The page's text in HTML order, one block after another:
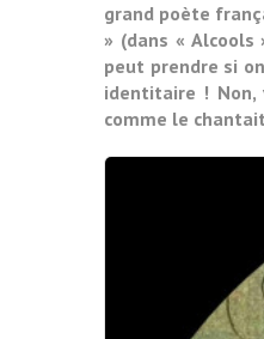
grand poète
» (dans «
peut prendre si
identitaire ! Non,
comme le